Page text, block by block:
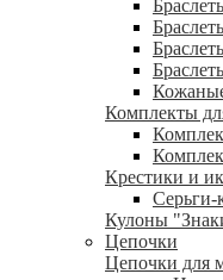
Комплекты
Крестики и
Серьги-
Кулоны
Цепочки
Цепочки для